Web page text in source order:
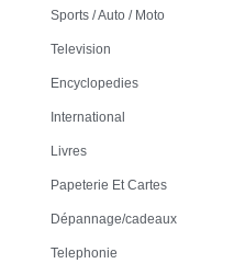
Sports / Auto / Moto
Television
Encyclopedies
International
Livres
Papeterie Et Cartes
Dépannage/cadeaux
Telephonie